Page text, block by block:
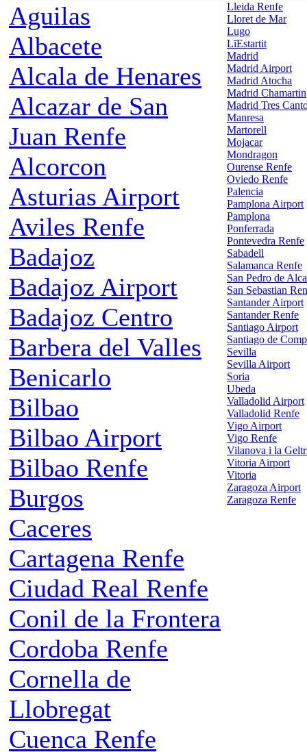
Aguilas
Albacete
Alcala de Henares
Alcazar de San
Juan Renfe
Alcorcon
Asturias Airport
Aviles Renfe
Badajoz
Badajoz Airport
Badajoz Centro
Barbera del Valles
Benicarlo
Bilbao
Bilbao Airport
Bilbao Renfe
Burgos
Caceres
Cartagena Renfe
Ciudad Real Renfe
Conil de la Frontera
Cordoba Renfe
Cornella de
Llobregat
Cuenca Renfe
Lleida Renfe
Lloret de Mar
Lugo
LīEstartit
Madrid
Madrid Airport
Madrid Atocha
Madrid Chamartin
Madrid Tres
Manresa
Martorell
Mojacar
Mondragon
Ourense Renfe
Oviedo Renfe
Palencia
Pamplona Airport
Pamplona
Ponferrada
Pontevedra Renfe
Sabadell
Salamanca Renfe
San Pedro de
San Sebastian
Santander Airport
Santander Renfe
Santiago Airport
Santiago de
Sevilla
Sevilla Airport
Soria
Ubeda
Valladolid Airport
Valladolid Renfe
Vigo Airport
Vigo Renfe
Vilanova i la
Vitoria Airport
Vitoria
Zaragoza Airport
Zaragoza Renfe